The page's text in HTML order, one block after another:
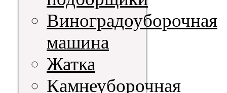
Виноградоуборочная
машина
Жатка
Камнеуборочная